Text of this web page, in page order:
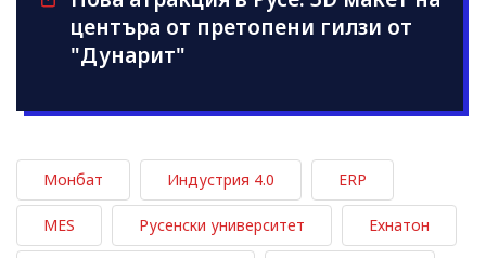
центъра от претопени гилзи от
"Дунарит"
Монбат Индустрия 4.0 ERP
MES Русенски университет Ехнатон